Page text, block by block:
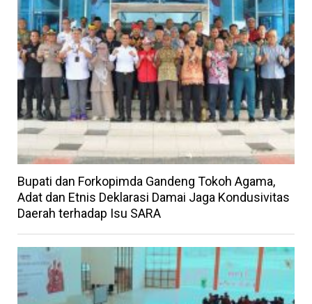
Bupati dan Forkopimda Gandeng Tokoh Agama,
Adat dan Etnis Deklarasi Damai Jaga Kondusivitas
Daerah terhadap Isu SARA